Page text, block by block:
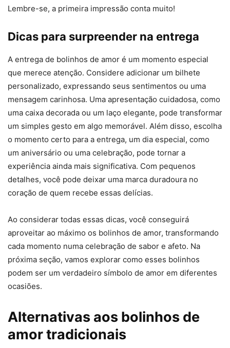
Lembre-se, a primeira impressão conta muito!
Dicas para surpreender na entrega
A entrega de bolinhos de amor é um momento especial
que merece atenção. Considere adicionar um bilhete
personalizado, expressando seus sentimentos ou uma
mensagem carinhosa. Uma apresentação cuidadosa, como
uma caixa decorada ou um laço elegante, pode transformar
um simples gesto em algo memorável. Além disso, escolha
o momento certo para a entrega, um dia especial, como
um aniversário ou uma celebração, pode tornar a
experiência ainda mais significativa. Com pequenos
detalhes, você pode deixar uma marca duradoura no
coração de quem recebe essas delícias.
Ao considerar todas essas dicas, você conseguirá
aproveitar ao máximo os bolinhos de amor, transformando
cada momento numa celebração de sabor e afeto. Na
próxima seção, vamos explorar como esses bolinhos
podem ser um verdadeiro símbolo de amor em diferentes
ocasiões.
Alternativas aos bolinhos de
amor tradicionais